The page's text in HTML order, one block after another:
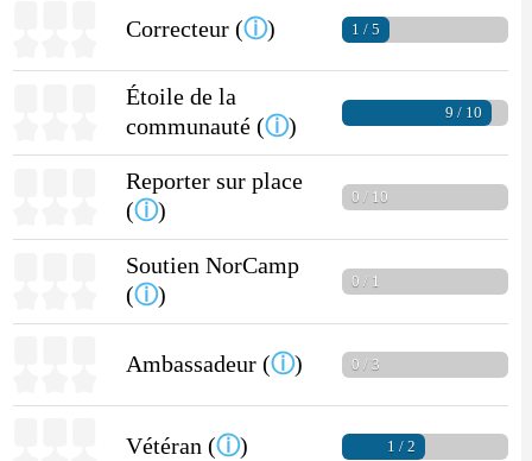
Correcteur (ⓘ) 1 / 5
Étoile de la
communauté (ⓘ)
9 / 10
Reporter sur place
(ⓘ)
0 / 10
Soutien NorCamp
(ⓘ)
0 / 1
Ambassadeur (ⓘ) 0 / 3
Vétéran (ⓘ) 1 / 2